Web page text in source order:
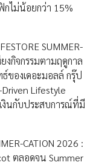
ไม่น้อยกว่า 15%
SUMMER-
ยงกิจกรรมตามฤดูกาล
ของเดอะมอลล์ กรุ๊ป
Lifestyle
งินกับประสบการณ์ที่มี
CATION 2026 :
ตลอดจน Summer